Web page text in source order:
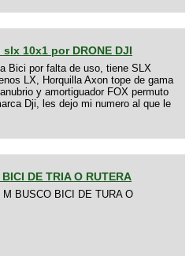
10x1 por DRONE DJI
Bici por falta de uso, tiene SLX
LX, Horquilla Axon tope de gama
y amortiguador FOX permuto
Dji, les dejo mi numero al que le
DE TRIA O RUTERA
BUSCO BICI DE TURA O